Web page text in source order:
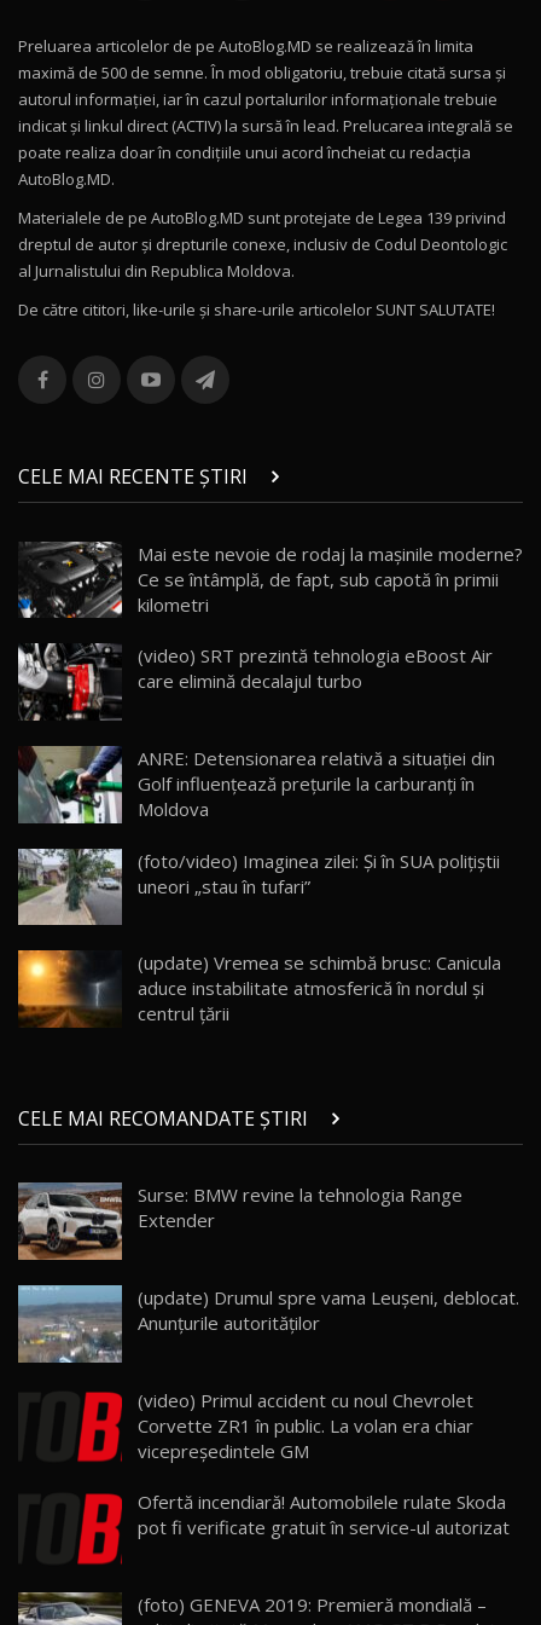
Mercedes-AMG E 53 HYBRID 4MATIC+ / Test
Drive AutoBlog.MD
16:27
11
Noul Volvo ES90 / Test Drive AutoBlog.MD
12
Noul MG HS / Test Drive AutoBlog.MD
16:48
13
combină aventura cu luxul / AutoBlog.MD
36:08
chinez care face lumea să se întoarcă după el
/ AutoBlog.MD
17:27
15 14:37
16
AutoBlogMD
13:10
17 20:06
Va fi modelul nr.1 BYD în Moldova? BYD Seal U
30:08
AutoBlog.MD
23:36
20
Noul ZEEKR 7X / Test Drive AutoBlog.MD
29:08
21
AutoBlog.MD
16:59
22
Noua Mazda 6e / Test Drive AutoBlog.MD
26:59
23
Lynk & Co 01 / Test Drive AutoBlog.MD
25:19
Van Electric Testat în Moldova / AutoBlog.MD
26:38
mai Exclusiv și Puternic Defender Testat în
Moldova
32:21
26
AutoBlog.MD
10:57
Preluarea articolelor de pe AutoBlog.MD se realizează în limita
maximă de 500 de semne. În mod obligatoriu, trebuie citată sursa și
autorul informației, iar în cazul portalurilor informaționale trebuie
indicat și linkul direct (ACTIV) la sursă în lead. Prelucarea integrală se
poate realiza doar în condițiile unui acord încheiat cu redacţia
AutoBlog.MD.
Materialele de pe AutoBlog.MD sunt protejate de Legea 139 privind
dreptul de autor și drepturile conexe, inclusiv de Codul Deontologic
al Jurnalistului din Republica Moldova.
De către cititori, like-urile şi share-urile articolelor SUNT SALUTATE!
CELE MAI RECENTE ȘTIRI
Mai este nevoie de rodaj la mașinile moderne?
Ce se întâmplă, de fapt, sub capotă în primii
kilometri
(video) SRT prezintă tehnologia eBoost Air
care elimină decalajul turbo
ANRE: Detensionarea relativă a situației din
Golf influențează prețurile la carburanți în
Moldova
(foto/video) Imaginea zilei: Și în SUA polițiștii
uneori „stau în tufari”
(update) Vremea se schimbă brusc: Canicula
aduce instabilitate atmosferică în nordul și
centrul țării
CELE MAI RECOMANDATE ȘTIRI
Surse: BMW revine la tehnologia Range
Extender
(update) Drumul spre vama Leușeni, deblocat.
Anunțurile autorităților
(video) Primul accident cu noul Chevrolet
Corvette ZR1 în public. La volan era chiar
vicepreşedintele GM
Ofertă incendiară! Automobilele rulate Skoda
pot fi verificate gratuit în service-ul autorizat
(foto) GENEVA 2019: Premieră mondială –